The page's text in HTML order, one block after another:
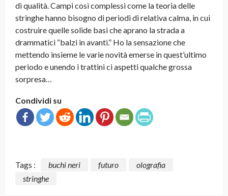
di qualità. Campi così complessi come la teoria delle
stringhe hanno bisogno di periodi di relativa calma, in cui
costruire quelle solide basi che aprano la strada a
drammatici “balzi in avanti.” Ho la sensazione che
mettendo insieme le varie novità emerse in quest’ultimo
periodo e unendo i trattini ci aspetti qualche grossa
sorpresa…
Condividi su
Tags : buchi neri futuro
olografia
stringhe